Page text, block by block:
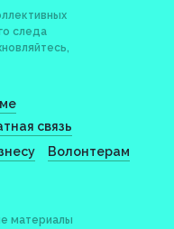
следа
связь
Волонтерам
материалы